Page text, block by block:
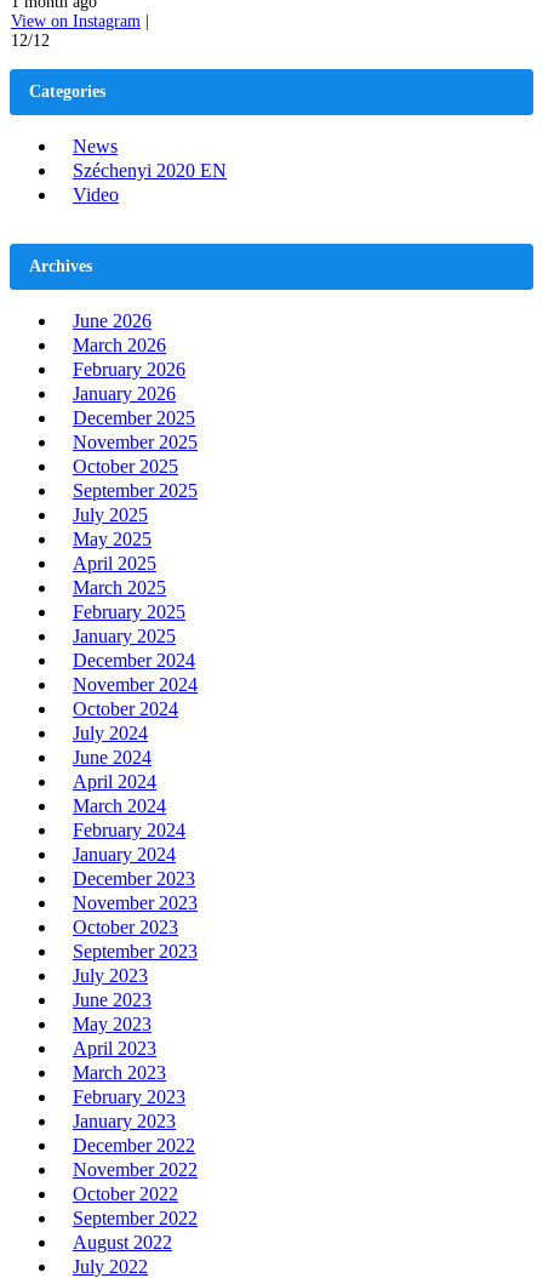
View on Instagram |
12/12
Categories
News
Széchenyi 2020 EN
Video
Archives
June 2026
March 2026
February 2026
January 2026
December 2025
November 2025
October 2025
September 2025
July 2025
May 2025
April 2025
March 2025
February 2025
January 2025
December 2024
November 2024
October 2024
July 2024
June 2024
April 2024
March 2024
February 2024
January 2024
December 2023
November 2023
October 2023
September 2023
July 2023
June 2023
May 2023
April 2023
March 2023
February 2023
January 2023
December 2022
November 2022
October 2022
September 2022
August 2022
July 2022